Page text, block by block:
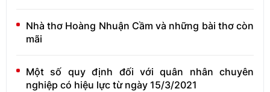
Nhà thơ Hoàng Nhuận Cầm và những bài thơ còn
mãi
Một số quy định đối với quân nhân chuyên
nghiệp có hiệu lực từ ngày 15/3/2021